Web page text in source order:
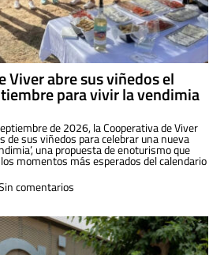
Viver abre sus viñedos el
para vivir la vendimia
de 2026, la Cooperativa de Viver
de sus viñedos para celebrar una nueva
una propuesta de enoturismo que
momentos más esperados del calendario
comentarios